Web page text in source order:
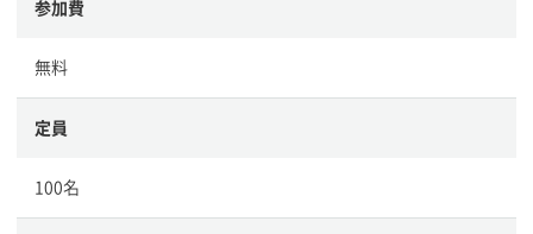
参加費
無料
定員
100名